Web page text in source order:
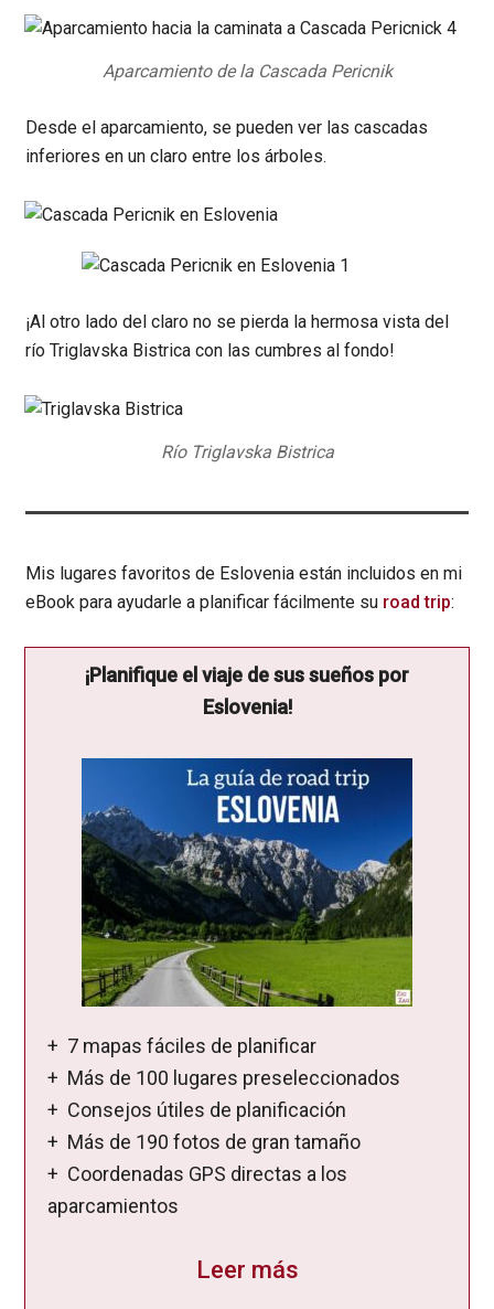
Aparcamiento de la Cascada Pericnik
Desde el aparcamiento, se pueden ver las cascadas
inferiores en un claro entre los árboles.
¡Al otro lado del claro no se pierda la hermosa vista del
río Triglavska Bistrica con las cumbres al fondo!
Río Triglavska Bistrica
Mis lugares favoritos de Eslovenia están incluidos en mi
eBook para ayudarle a planificar fácilmente su road trip:
¡Planifique el viaje de sus sueños por
Eslovenia!
+ 7 mapas fáciles de planificar
+ Más de 100 lugares preseleccionados
+ Consejos útiles de planificación
+ Más de 190 fotos de gran tamaño
+ Coordenadas GPS directas a los
aparcamientos
Leer más